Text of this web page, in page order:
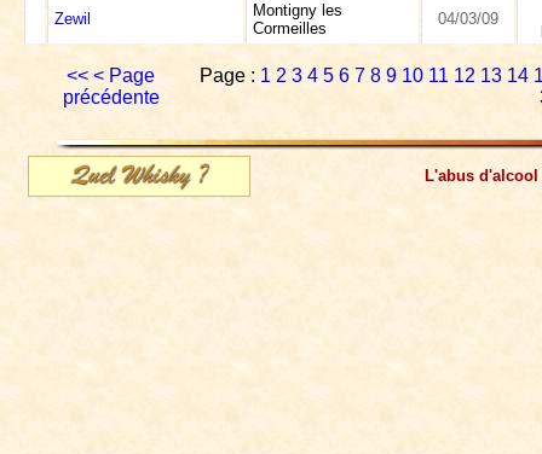
Zewil
Montigny les
Cormeilles
04/03/09
<< < Page
précédente
Page : 1 2 3 4 5 6 7 8 9 10 11 12 13 14
L'abus